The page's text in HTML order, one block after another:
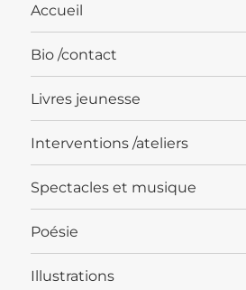
Accueil
Bio /contact
Livres jeunesse
Interventions /ateliers
Spectacles et musique
Poésie
Illustrations